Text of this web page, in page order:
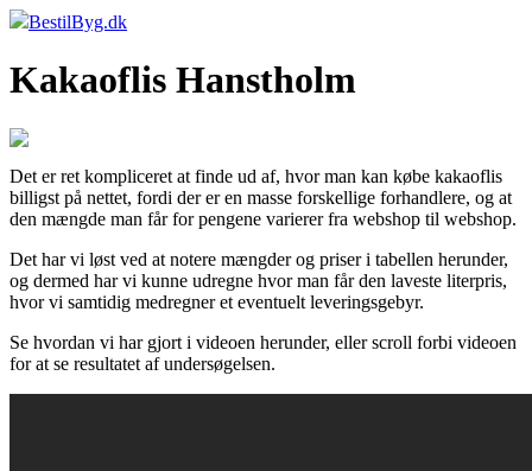
BestilByg.dk
Kakaoflis Hanstholm
Det er ret kompliceret at finde ud af, hvor man kan købe kakaoflis
billigst på nettet, fordi der er en masse forskellige forhandlere, og at
den mængde man får for pengene varierer fra webshop til webshop.
Det har vi løst ved at notere mængder og priser i tabellen herunder,
og dermed har vi kunne udregne hvor man får den laveste literpris,
hvor vi samtidig medregner et eventuelt leveringsgebyr.
Se hvordan vi har gjort i videoen herunder, eller scroll forbi videoen
for at se resultatet af undersøgelsen.